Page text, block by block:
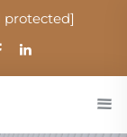
protected]